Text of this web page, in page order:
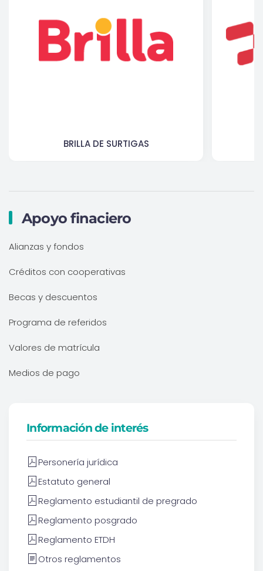
BRILLA DE SURTIGAS
Apoyo finaciero
Alianzas y fondos
Créditos con cooperativas
Becas y descuentos
Programa de referidos
Valores de matrícula
Medios de pago
Información de interés
Personería jurídica
Estatuto general
Reglamento estudiantil de pregrado
Reglamento posgrado
Reglamento ETDH
Otros reglamentos